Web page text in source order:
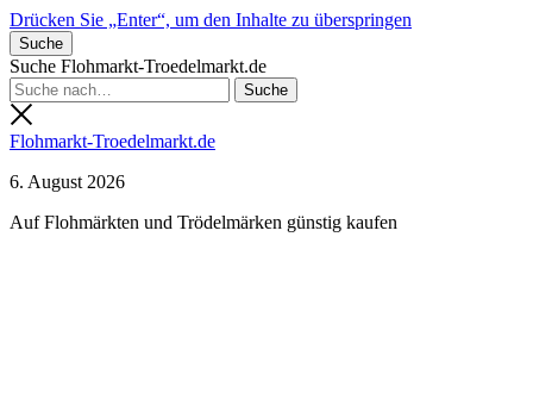
Drücken Sie „Enter“, um den Inhalte zu überspringen
Suche
Suche Flohmarkt-Troedelmarkt.de
Flohmarkt-Troedelmarkt.de
6. August 2026
Auf Flohmärkten und Trödelmärken günstig kaufen